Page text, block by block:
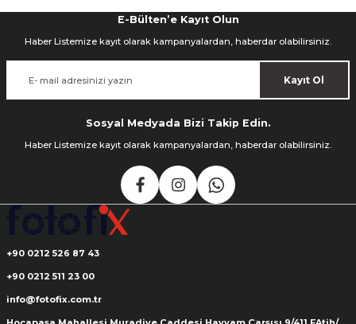
E-Bülten’e Kayıt Olun
Haber Listemize kayıt olarak kampanyalardan, haberdar olabilirsiniz.
Kayıt Ol
Sosyal Medyada Bizi Takip Edin.
Haber Listemize kayıt olarak kampanyalardan, haberdar olabilirsiniz.
+90 0212 526 87 43
+90 0212 511 23 00
info@fotofix.com.tr